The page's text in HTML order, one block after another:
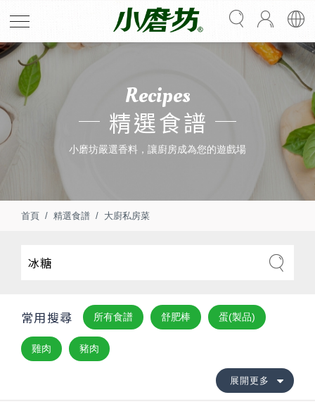
Recipes
精選食譜
小磨坊嚴選香料，讓廚房成為您的遊戲場
首頁 精選食譜 大廚私房菜
常用搜尋 所有食譜 舒肥棒 蛋(製品)
雞肉 豬肉
展開更多